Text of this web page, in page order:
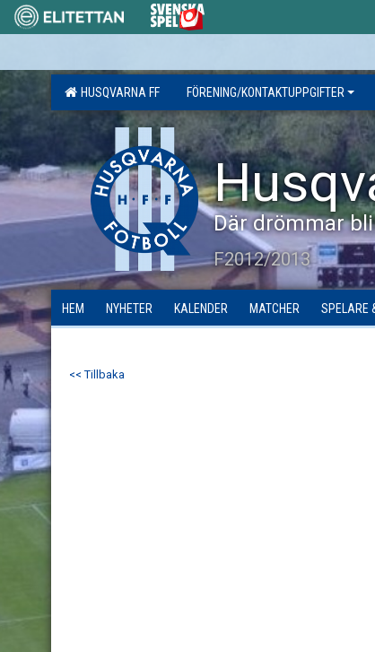
HUSQVARNA FF FÖRENING/KONTAKTUPPGIFTER
Där drömmar
F2012/2013
HEM NYHETER KALENDER MATCHER SPELARE
<< Tillbaka